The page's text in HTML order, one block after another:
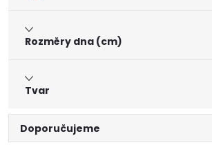
Rozměry dna (cm)
Tvar
Ř
Doporučujeme